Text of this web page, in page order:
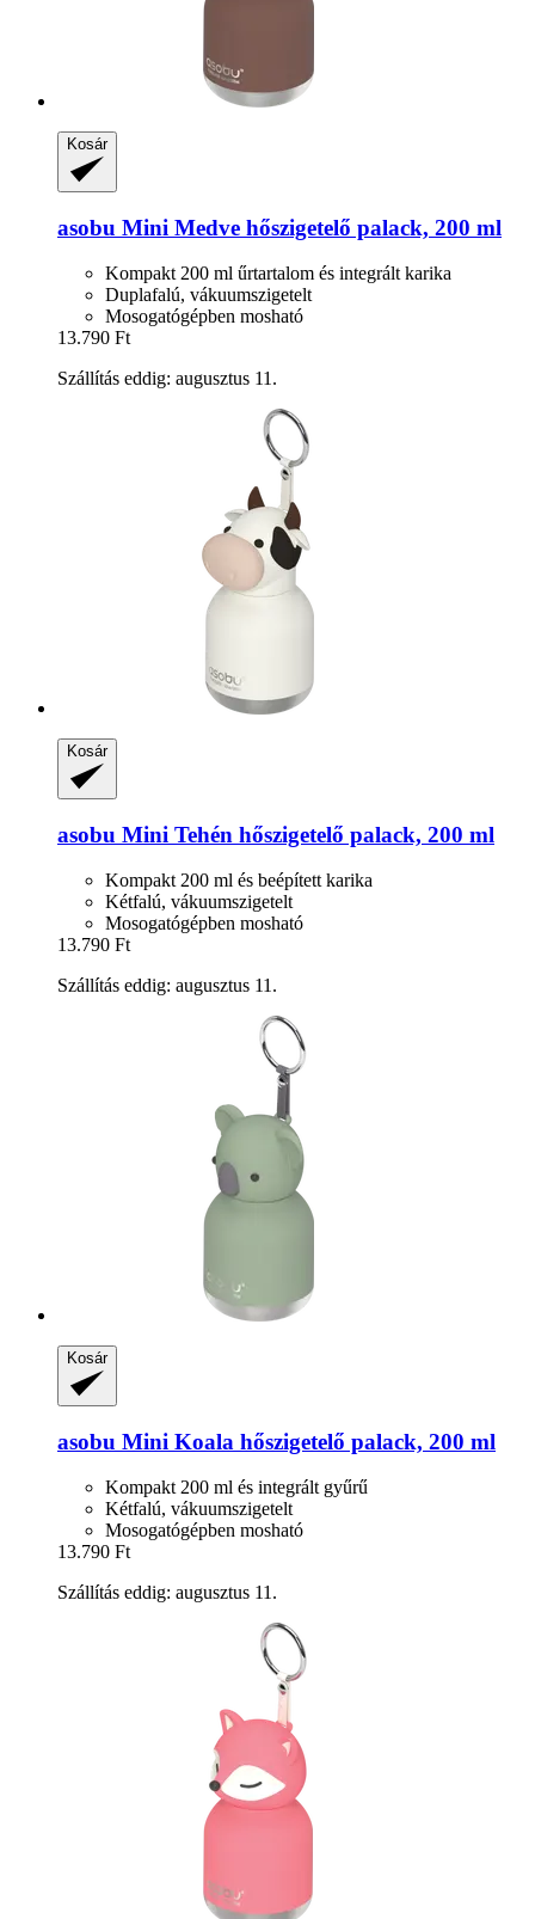
Kosár
asobu Mini Medve hőszigetelő palack, 200 ml
Kompakt 200 ml űrtartalom és integrált karika
Duplafalú, vákuumszigetelt
Mosogatógépben mosható
13.790 Ft
Szállítás eddig: augusztus 11.
Kosár
asobu Mini Tehén hőszigetelő palack, 200 ml
Kompakt 200 ml és beépített karika
Kétfalú, vákuumszigetelt
Mosogatógépben mosható
13.790 Ft
Szállítás eddig: augusztus 11.
Kosár
asobu Mini Koala hőszigetelő palack, 200 ml
Kompakt 200 ml és integrált gyűrű
Kétfalú, vákuumszigetelt
Mosogatógépben mosható
13.790 Ft
Szállítás eddig: augusztus 11.